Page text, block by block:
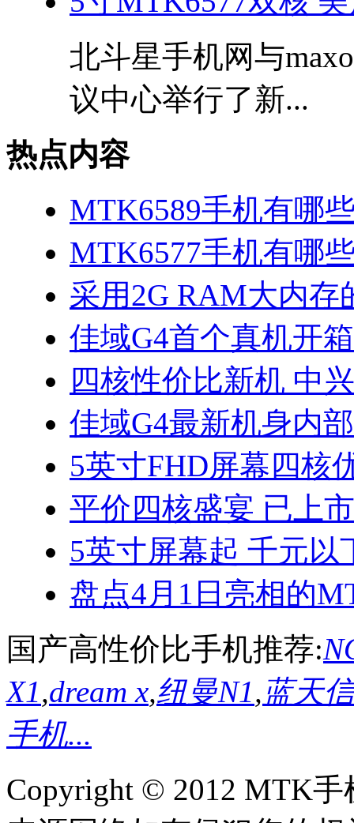
北斗星手机网与
议中心举行了新...
热点内容
MTK6589手机有哪
MTK6577手机有哪
采用2G RAM大内存
佳域G4首个真机开
四核性价比新机 中
佳域G4最新机身内
5英寸FHD屏幕四核
平价四核盛宴 已上
5英寸屏幕起 千元以
盘点4月1日亮相的
国产高性价比手机推荐:
X1,dream x,纽曼N1,蓝天
手机...
Copyright © 2012 MTK